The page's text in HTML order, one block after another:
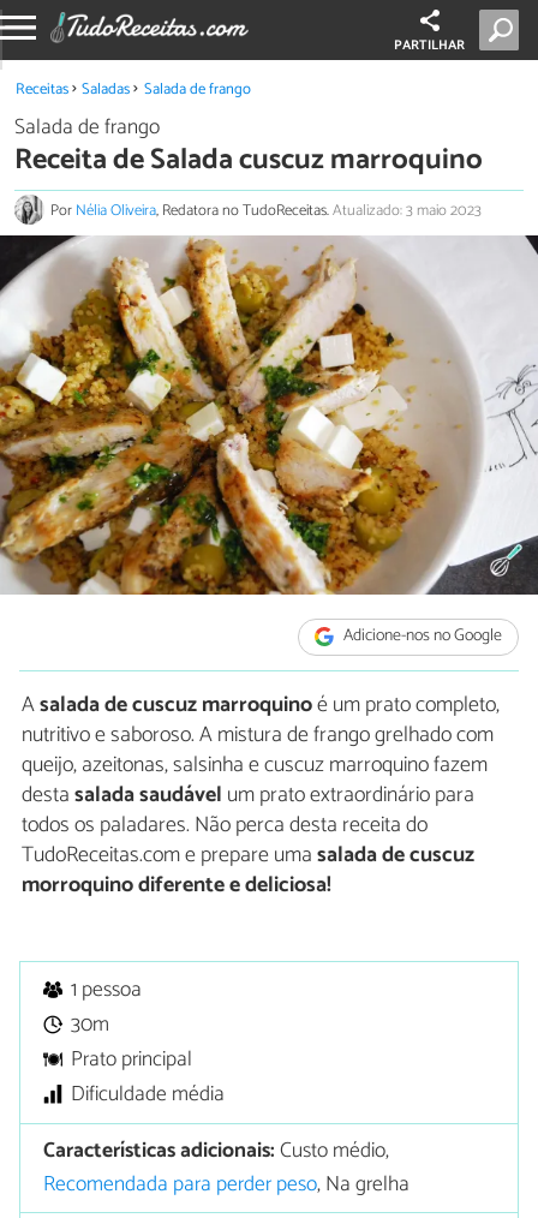
PARTILHAR
Receitas Saladas Salada de frango
Salada de frango
Receita de Salada cuscuz marroquino
PorNélia Oliveira, Redatora no TudoReceitas.Atualizado: 3 maio 2023
Adicione-nos no Google
Asaladade cuscuz marroquinoé um prato completo,
nutritivo e saboroso. A mistura de frango grelhado com
queijo, azeitonas, salsinha e cuscuz marroquino fazem
destasalada saudável um prato extraordinário para
todos os paladares. Não perca desta receita do
TudoReceitas.com e prepare umasalada de cuscuz
morroquino diferente e deliciosa!
1 pessoa
30m
Prato principal
Dificuldade média
Características adicionais:Custo médio,
Recomendada para perder peso, Na grelha